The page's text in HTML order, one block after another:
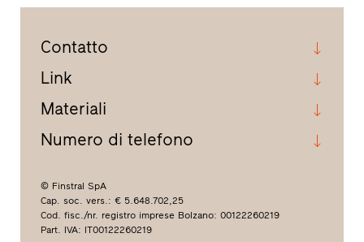
Contatto
Link
Materiali
Numero di telefono
© Finstral SpA
Cap. soc. vers.: € 5.648.702,25
Cod. fisc./nr. registro imprese Bolzano: 00122260219
Part. IVA: IT00122260219